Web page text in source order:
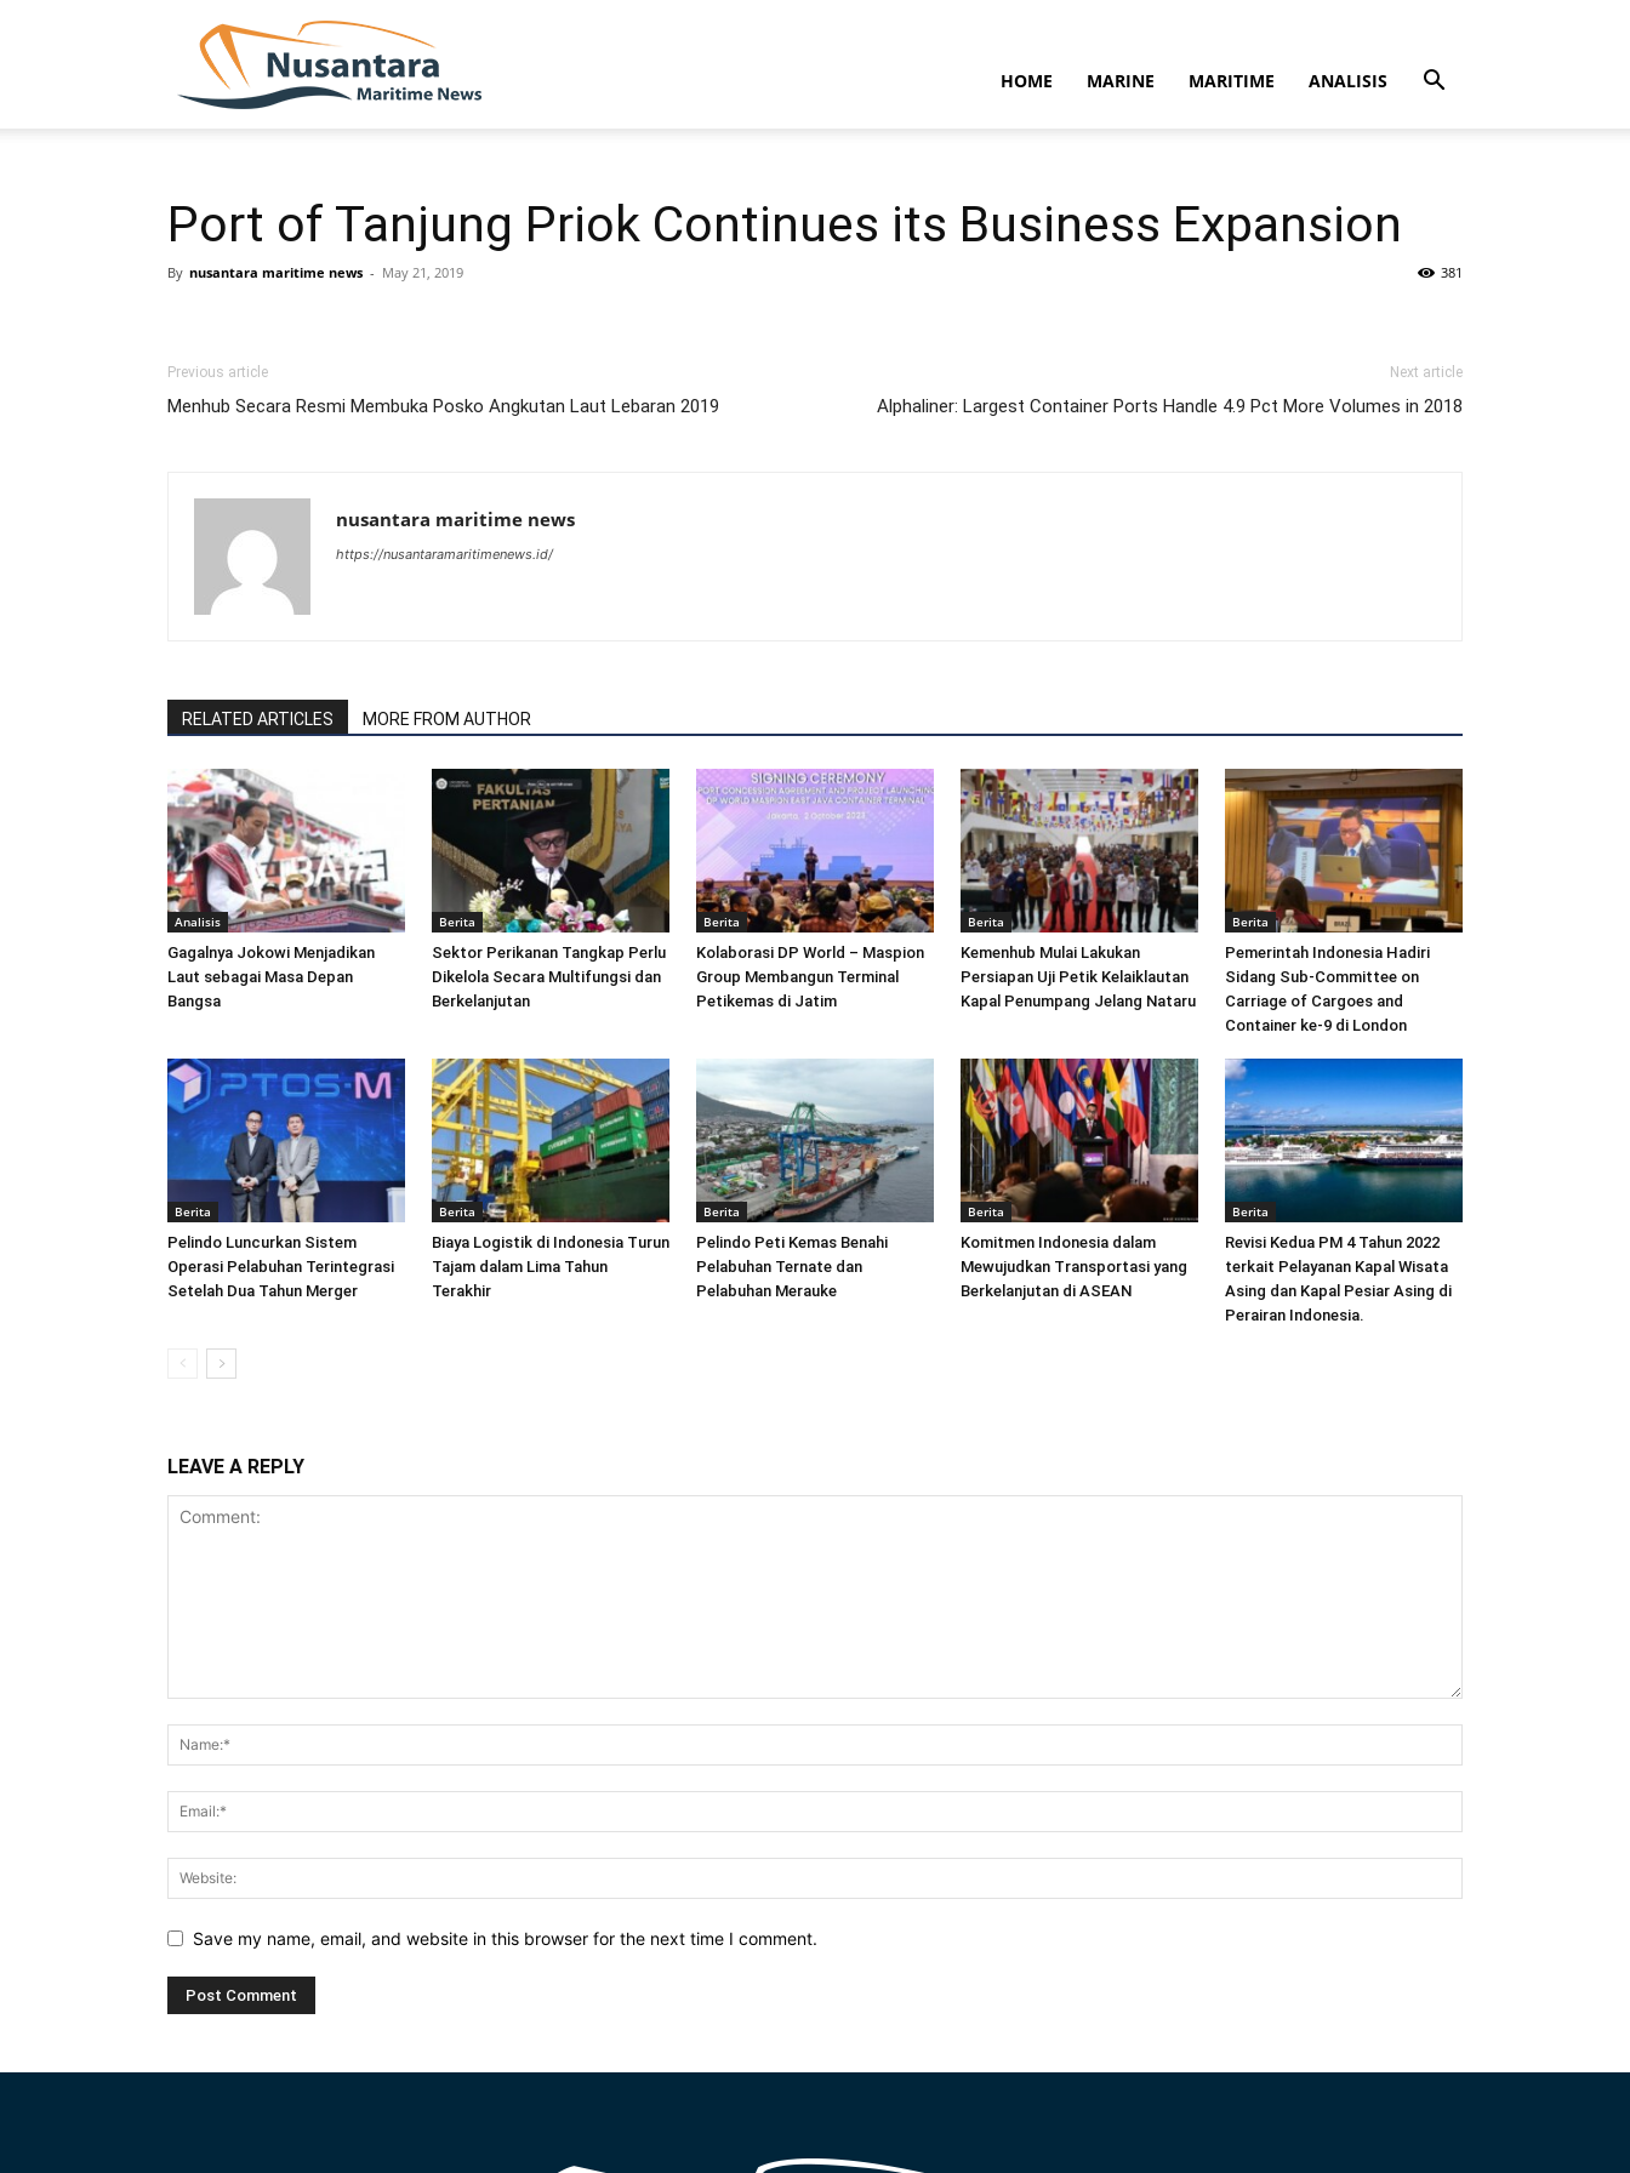
HOME MARINE MARITIME ANALISIS
Port of Tanjung Priok Continues its Business Expansion
By nusantara maritime news - May 21, 2019 381
Previous article
Menhub Secara Resmi Membuka Posko Angkutan Laut Lebaran 2019
Next article
Alphaliner: Largest Container Ports Handle 4.9 Pct More Volumes in 2018
nusantara maritime news
https://nusantaramaritimenews.id/
RELATED ARTICLES MORE FROM AUTHOR
Analisis
Gagalnya Jokowi Menjadikan
Laut sebagai Masa Depan
Bangsa
Berita
Sektor Perikanan Tangkap Perlu
Dikelola Secara Multifungsi dan
Berkelanjutan
Berita
Kolaborasi DP World – Maspion
Group Membangun Terminal
Petikemas di Jatim
Berita
Kemenhub Mulai Lakukan
Persiapan Uji Petik Kelaiklautan
Kapal Penumpang Jelang Nataru
Berita
Pemerintah Indonesia Hadiri
Sidang Sub-Committee on
Carriage of Cargoes and
Container ke-9 di London
Berita
Pelindo Luncurkan Sistem
Operasi Pelabuhan Terintegrasi
Setelah Dua Tahun Merger
Berita
Biaya Logistik di Indonesia Turun
Tajam dalam Lima Tahun
Terakhir
Berita
Pelindo Peti Kemas Benahi
Pelabuhan Ternate dan
Pelabuhan Merauke
Berita
Komitmen Indonesia dalam
Mewujudkan Transportasi yang
Berkelanjutan di ASEAN
Berita
Revisi Kedua PM 4 Tahun 2022
terkait Pelayanan Kapal Wisata
Asing dan Kapal Pesiar Asing di
Perairan Indonesia.
LEAVE A REPLY
Save my name, email, and website in this browser for the next time I comment.